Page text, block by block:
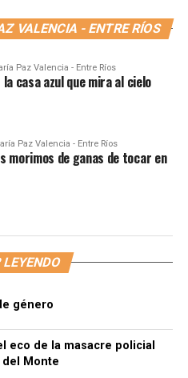
VALENCIA - ENTRE RÍOS
Paz Valencia - Entre Ríos
la casa azul que mira al cielo
Paz Valencia - Entre Ríos
morimos de ganas de tocar en
LEYENDO
género
eco de la masacre policial
del Monte